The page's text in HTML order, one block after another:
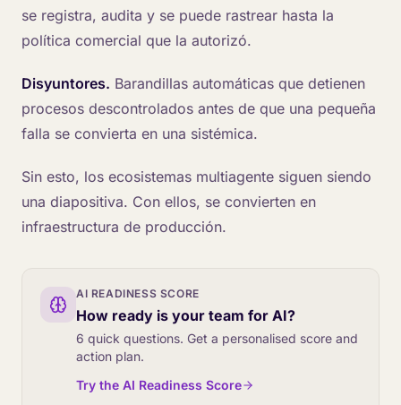
se registra, audita y se puede rastrear hasta la
política comercial que la autorizó.
Disyuntores. Barandillas automáticas que detienen
procesos descontrolados antes de que una pequeña
falla se convierta en una sistémica.
Sin esto, los ecosistemas multiagente siguen siendo
una diapositiva. Con ellos, se convierten en
infraestructura de producción.
AI READINESS SCORE
How ready is your team for AI?
6 quick questions. Get a personalised score and
action plan.
Try the AI Readiness Score